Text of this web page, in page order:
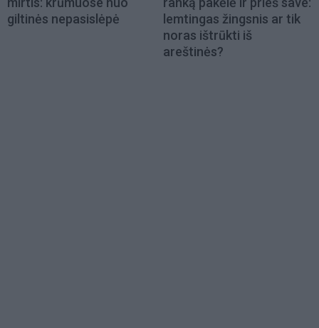
giltinės nepasislėpė
lemtingas žingsnis ar tik
noras ištrūkti iš
areštinės?